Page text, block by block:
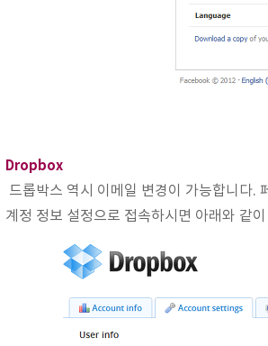
Dropbox
드롭박스 역시 이메일 변경이 가능합니다.
계정 정보 설정으로 접속하시면 아래와 같